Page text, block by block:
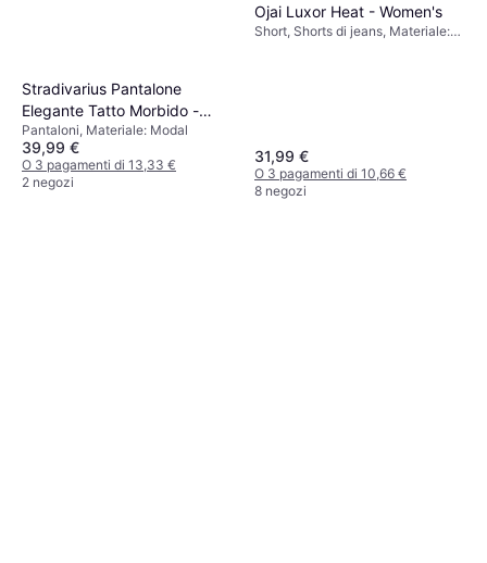
Stradivarius Pantalone
Elegante Tatto Morbido -
Nero
Pantaloni, Materiale: Modal
39,99 €
O 3 pagamenti di 13,33 €
2 negozi
Ojai Luxor Heat - Women's
Short, Shorts di jeans, Materiale:
31,99 €
O 3 pagamenti di 10,66 €
8 negozi